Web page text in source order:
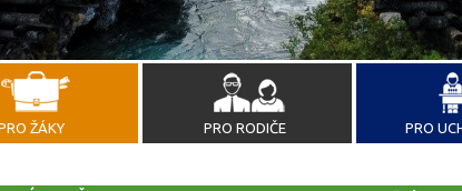
ŽÁKY PRO RODIČE PRO